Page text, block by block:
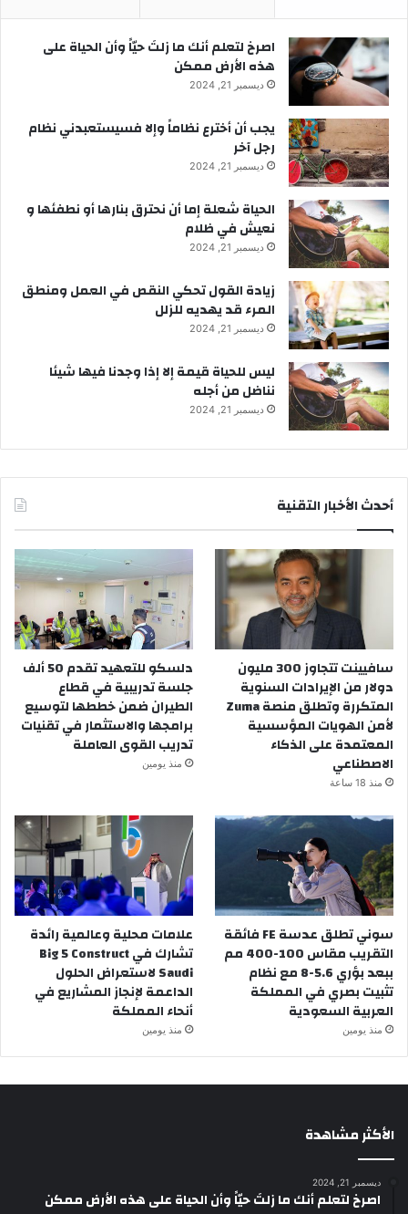
‫اصرخ لتعلم أنك ما زلتَ حيّاً وأن الحياة على
هذه الأرض ممكن
ديسمبر 21, 2024
يجب أن أخترع نظاماً وإلا فسيستعبدني نظام
رجل آخر
ديسمبر 21, 2024
الحياة شعلة إما أن نحترق بنارها أو نطفئها و
نعيش في ظلام
ديسمبر 21, 2024
زيادة القول تحكي النقص في العمل ومنطق
المرء قد يهديه للزلل
ديسمبر 21, 2024
ليس للحياة قيمة إلا إذا وجدنا فيها شيئا
نناضل من أجله
ديسمبر 21, 2024
أحدث الأخبار التقنية
سافيينت تتجاوز 300 مليون
دولار من الإيرادات السنوية
المتكررة وتطلق منصة Zuma
لأمن الهويات المؤسسية
المعتمدة على الذكاء
الاصطناعي
منذ 18 ساعة
دلسكو للتعهيد تقدم 50 ألف
جلسة تدريبية في قطاع
الطيران ضمن خططها لتوسيع
برامجها والاستثمار في تقنيات
تدريب القوى العاملة
منذ يومين
سوني تطلق عدسة FE فائقة
التقريب مقاس 100-400 مم
ببعد بؤري 5.6-8 مع نظام
تثبيت بصري في المملكة
العربية السعودية
منذ يومين
علامات محلية وعالمية رائدة
تشارك في Big 5 Construct
Saudi لاستعراض الحلول
الداعمة لإنجاز المشاريع في
أنحاء المملكة
منذ يومين
الأكثر مشاهدة
ديسمبر 21, 2024
‫اصرخ لتعلم أنك ما زلتَ حيّاً وأن الحياة على هذه الأرض ممكن